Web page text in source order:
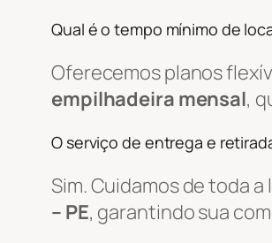
Qual é o tempo mínimo de
Oferecemos planos
empilhadeira mensal,
O serviço de entrega e
Sim. Cuidamos de toda
– PE, garantindo sua